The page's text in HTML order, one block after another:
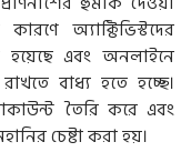
অ্যাক্টিভিস্টদের
হয়েছে এবং অনলাইনে
বাধ্য হতে হচ্ছে।
তৈরি করে এবং
চেষ্টা করা হয়।